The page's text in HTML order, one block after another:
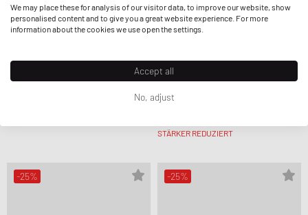
Timex
STÄRKER REDUZIERT
-25% -25%
We may place these for analysis of our visitor data, to improve our website, show
personalised content and to give you a great website experience. For more
information about the cookies we use open the settings.
Accept all
No, adjust